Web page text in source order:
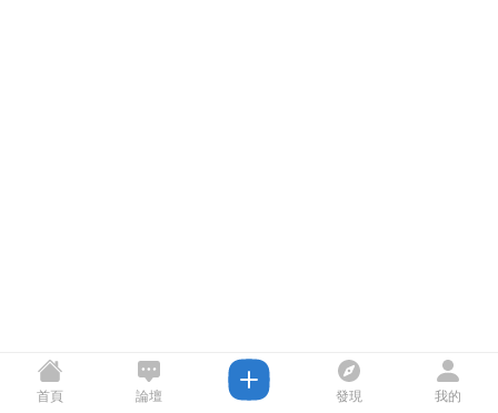
首頁 論壇 發現 我的